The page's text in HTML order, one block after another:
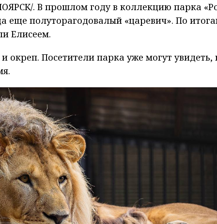
. В прошлом году в коллекцию парка
еще полуторагодовалый «царевич». По
Елисеем.
окреп. Посетители парка уже могут увидеть,